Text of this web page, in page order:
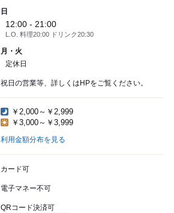
日
12:00 - 21:00
L.O. 料理20:00 ドリンク20:30
月・火
定休日
祝日の営業等、詳しくはHPをご覧ください。
￥2,000～￥2,999
￥3,000～￥3,999
利用金額分布を見る
カード可
電子マネー不可
QRコード決済可